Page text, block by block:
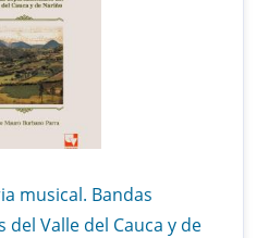
musical. Bandas
Valle del Cauca y de